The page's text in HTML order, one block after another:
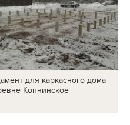
для каркасного дома
Копнинское